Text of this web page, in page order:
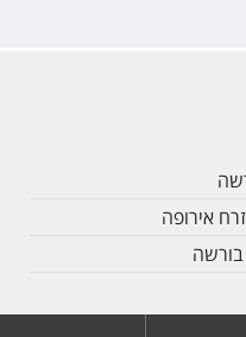
אירופה
בורשה